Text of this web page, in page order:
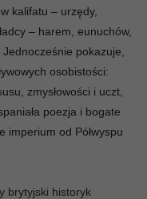
kalifatu – urzędy,
– harem, eunuchów,
pokazuje,
osobistości:
zmysłowości i uczt,
poezja i bogate
imperium od Półwyspu
brytyjski historyk